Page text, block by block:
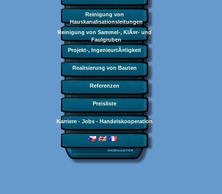
Reinigung von
Hauskanalisationsleitungen
Reinigung von Sammel-, KlÃ¤r- und
Faulgruben
Projekt-, IngenieurtÃ¤tigkeit
Realisierung von Bauten
Referenzen
Preisliste
Karriere - Jobs - Handelskooperation